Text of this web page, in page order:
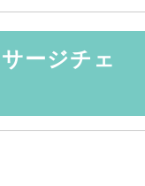
ージチェ